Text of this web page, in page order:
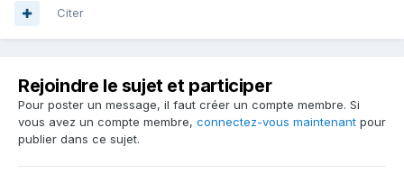
Citer
Rejoindre le sujet et participer
Pour poster un message, il faut créer un compte membre. Si
vous avez un compte membre, connectez-vous maintenant pour
publier dans ce sujet.